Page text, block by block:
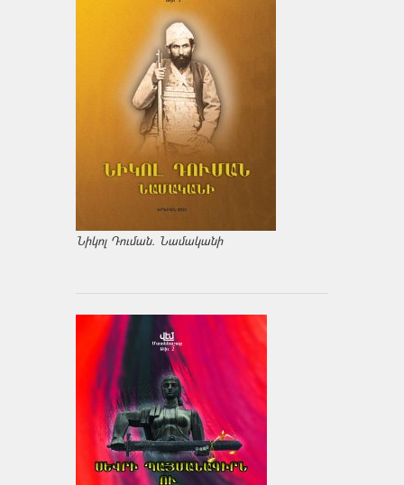
Նիկոլ Դուման. Նամականի